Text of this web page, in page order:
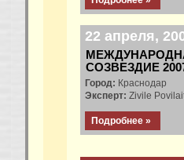
22 апреля,
СОЗВЕЗДИЕ
Город: Краснодар
Эксперт: Zivile
Подробнее »